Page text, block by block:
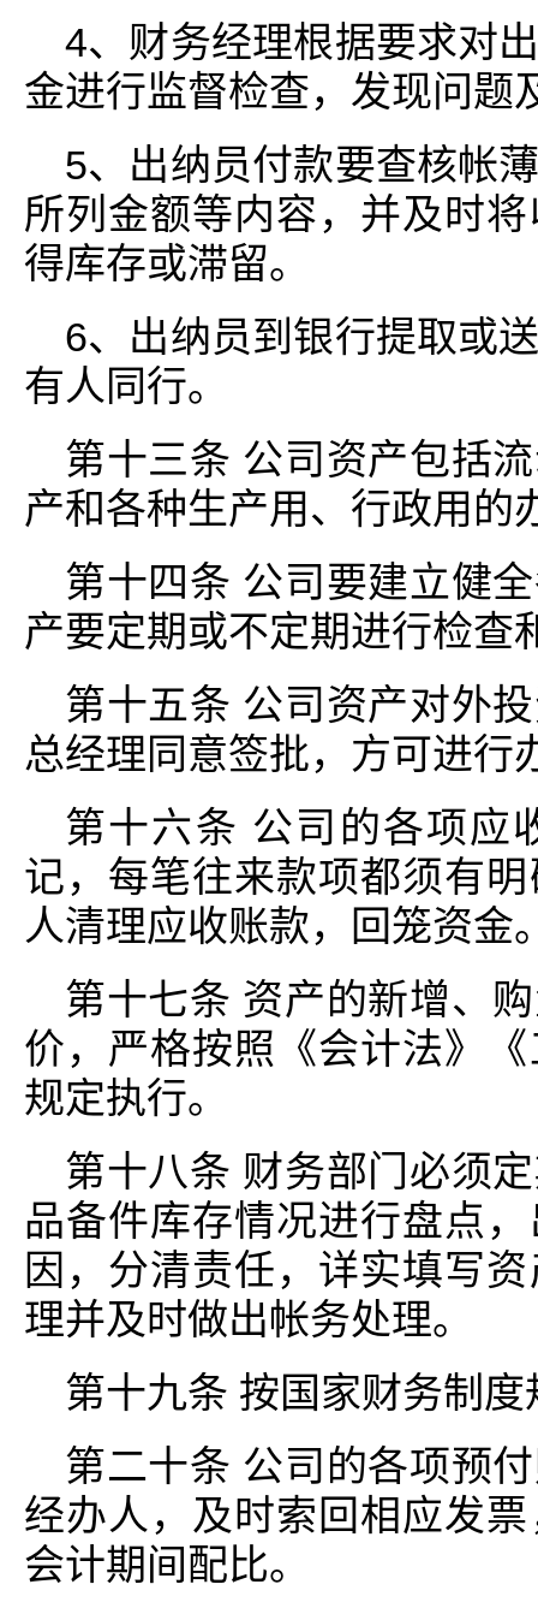
4、财务经理根据要求对
金进行监督检查，发现问题
5、出纳员付款要查核帐
所列金额等内容，并及时
得库存或滞留。
6、出纳员到银行提取或
有人同行。
第十三条 公司资产包括
产和各种生产用、行政用的
第十四条 公司要建立健
产要定期或不定期进行检查
第十五条 公司资产对外
总经理同意签批，方可进行
第十六条 公司的各项应
记，每笔往来款项都须有
人清理应收账款，回笼资金
第十七条 资产的新增、
价，严格按照《会计法》
规定执行。
第十八条 财务部门必须
品备件库存情况进行盘点
因，分清责任，详实填写
理并及时做出帐务处理。
第十九条 按国家财务制
第二十条 公司的各项预
经办人，及时索回相应发
会计期间配比。